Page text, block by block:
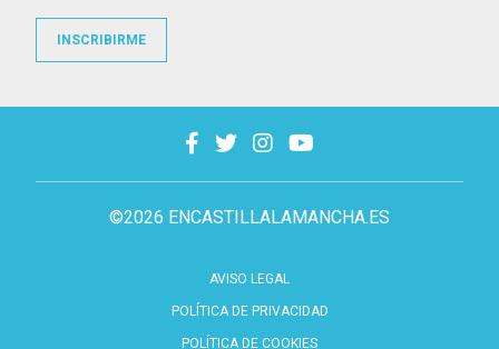
©2026 ENCASTILLALAMANCHA.ES
AVISO LEGAL
POLÍTICA DE PRIVACIDAD
POLÍTICA DE COOKIES
INSCRIBIRME